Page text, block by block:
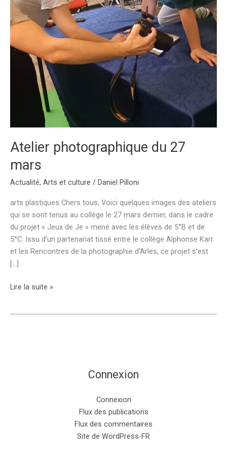
Atelier photographique du 27
mars
Actualité, Arts et culture / Daniel Pilloni
arts plastiques Chers tous, Voici quelques images des ateliers
qui se sont tenus au collège le 27 mars dernier, dans le cadre
du projet « Jeux de Je » mené avec les élèves de 5°B et de
5°C. Issu d’un partenariat tissé entre le collège Alphonse Karr
et les Rencontres de la photographie d’Arles, ce projet s’est
[…]
Atelier
Lire la suite »
Connexion
Connexion
Flux des publications
Flux des commentaires
Site de WordPress-FR